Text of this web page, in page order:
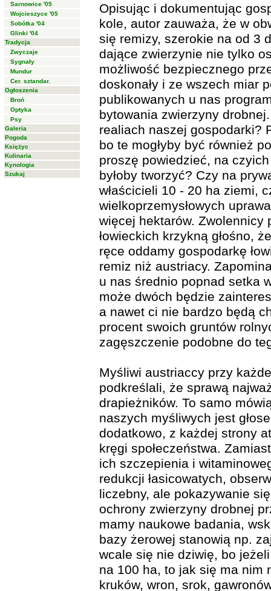
Sarnowice '05
Wojcieszyce '05
Sobótka '04
Glinki '04
Tradycja
Zwyczaje
Sygnały
Mundur
Cer. sztandar.
Ogłoszenia
Broń
Optyka
Psy
Galeria
Pogoda
Księżyc
Kulinaria
Kynologia
Szukaj
Opisując i dokumentując
kole, autor zauważa, że w
się remizy, szerokie na od 3
dające zwierzynie nie tylko
możliwość bezpiecznego
doskonały i ze wszech miar
publikowanych u nas
bytowania zwierzyny
realiach naszej gospodarki?
bo te mogłyby być również
proszę powiedzieć, na
byłoby tworzyć? Czy na
właścicieli 10 - 20 ha ziemi,
wielkoprzemysłowych
więcej hektarów. Zwolennicy
łowieckich krzykną głośno,
ręce oddamy gospodarkę
remiz niż austriacy.
u nas średnio popnad setka
może dwóch będzie
a nawet ci nie bardzo będą
procent swoich gruntów
zagęszczenie podobne do
Myśliwi austriaccy przy
podkreślali, że sprawą
drapieżników. To samo
naszych myśliwych jest
dodatkowo, z każdej strony
kręgi społeczeństwa.
ich szczepienia i
redukcji łasicowatych,
liczebny, ale pokazywanie
ochrony zwierzyny drobnej
mamy naukowe badania,
bazy żerowej stanowią np.
wcale się nie dziwię, bo
na 100 ha, to jak się ma nim
kruków, wron, srok,